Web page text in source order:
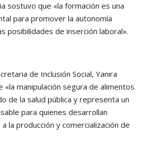
sostuvo que «la formación es una
para promover la autonomía
posibilidades de inserción laboral».
de Inclusión Social, Yanira
«la manipulación segura de alimentos
de la salud pública y representa un
para quienes desarrollan
la producción y comercialización de